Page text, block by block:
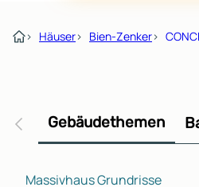
› Häuser› Bien-Zenker›
Gebäudethemen
Massivhaus Grundrisse